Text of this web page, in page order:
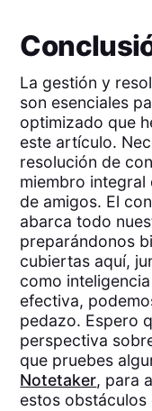
La gestión y
son esenciales
optimizado que
este artículo.
resolución de
miembro integral
de amigos. El
abarca todo
preparándonos
cubiertas aquí,
como
efectiva,
pedazo. Espero
perspectiva
que pruebes
Notetaker, para
estos